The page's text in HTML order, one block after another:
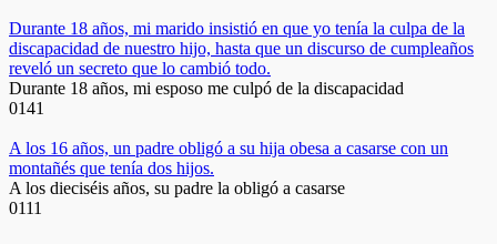
Durante 18 años, mi marido insistió en que yo tenía la culpa de la
discapacidad de nuestro hijo, hasta que un discurso de cumpleaños
reveló un secreto que lo cambió todo.
Durante 18 años, mi esposo me culpó de la discapacidad
0141
A los 16 años, un padre obligó a su hija obesa a casarse con un
montañés que tenía dos hijos.
A los dieciséis años, su padre la obligó a casarse
0111